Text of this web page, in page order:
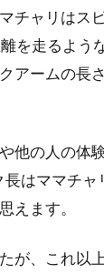
チャリはス
を走るよう
アームの長
他の人の体
はママチャ
えます。
が、これ以